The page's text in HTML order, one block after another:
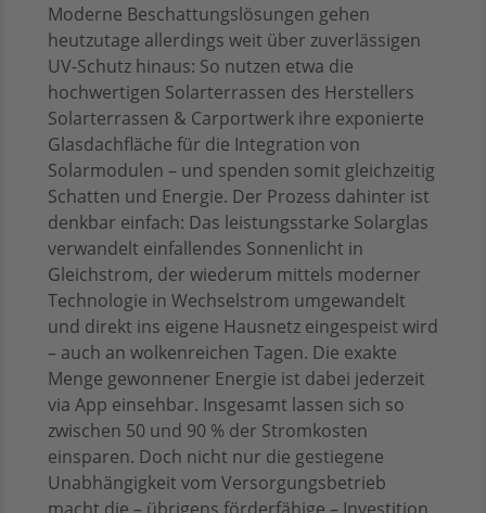
Moderne Beschattungslösungen gehen
heutzutage allerdings weit über zuverlässigen
UV-Schutz hinaus: So nutzen etwa die
hochwertigen Solarterrassen des Herstellers
Solarterrassen & Carportwerk ihre exponierte
Glasdachfläche für die Integration von
Solarmodulen – und spenden somit gleichzeitig
Schatten und Energie. Der Prozess dahinter ist
denkbar einfach: Das leistungsstarke Solarglas
verwandelt einfallendes Sonnenlicht in
Gleichstrom, der wiederum mittels moderner
Technologie in Wechselstrom umgewandelt
und direkt ins eigene Hausnetz eingespeist wird
– auch an wolkenreichen Tagen. Die exakte
Menge gewonnener Energie ist dabei jederzeit
via App einsehbar. Insgesamt lassen sich so
zwischen 50 und 90 % der Stromkosten
einsparen. Doch nicht nur die gestiegene
Unabhängigkeit vom Versorgungsbetrieb
macht die – übrigens förderfähige – Investition